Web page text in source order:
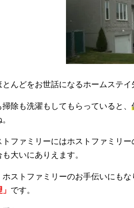
んどをお世話になるホームステイ
掃除も洗濯もしてもらっていると、
トファミリーにはホストファミリー
大いにありえます。
ホストファミリーのお手伝いにも
です。